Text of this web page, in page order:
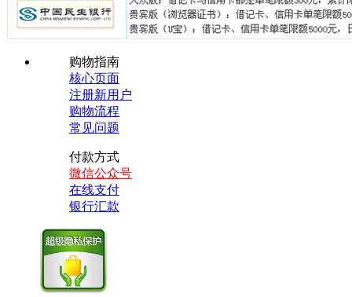
购物指南
核心页面
注册新用户
购物流程
常见问题
付款方式
微信公众号
在线支付
银行汇款